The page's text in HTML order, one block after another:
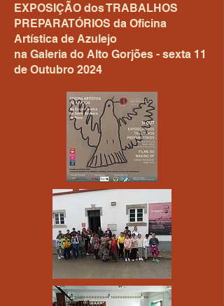
EXPOSIÇÃO dos TRABALHOS
PREPARATÓRIOS da Oficina
Artística de Azulejo
na Galeria do Alto Gorjões - sexta 11
de Outubro 2024